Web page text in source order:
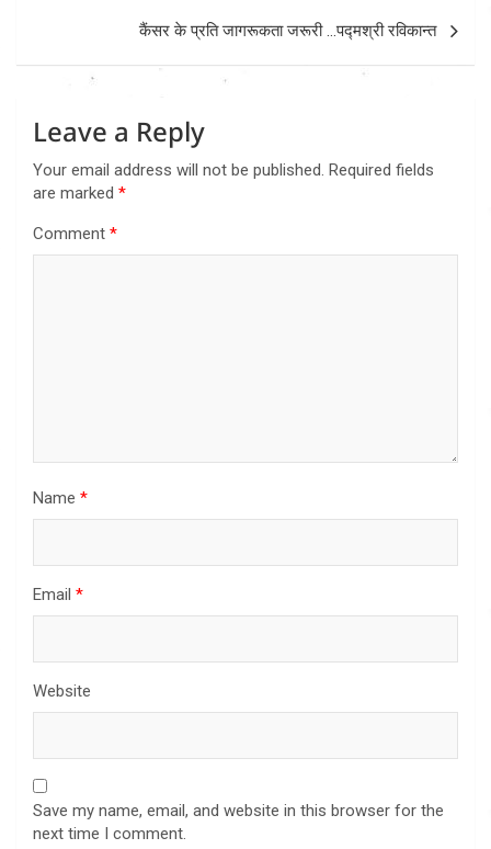
कैंसर के प्रति जागरूकता जरूरी …पद्मश्री रविकान्त
Leave a Reply
Your email address will not be published. Required fields
are marked *
Comment *
Name *
Email *
Website
Save my name, email, and website in this browser for the
next time I comment.